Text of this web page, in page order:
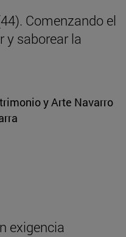
Comenzando el
y saborear la
y Arte Navarro
exigencia